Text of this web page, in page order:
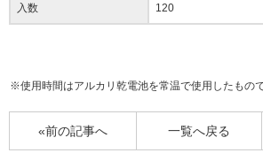
入数 120
※使用時間はアルカリ乾電池を常温で使用したもの
«前の記事へ 一覧へ戻る